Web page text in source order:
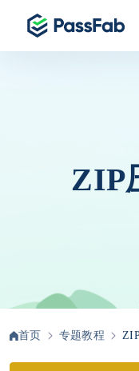
ZIP
首页 专题教程